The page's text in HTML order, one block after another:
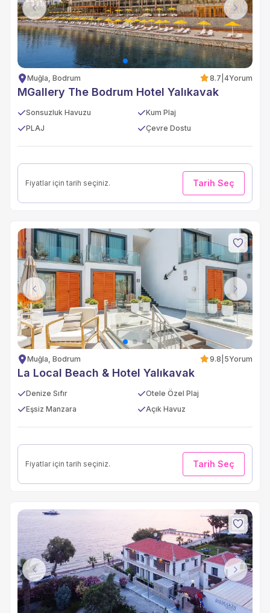
Previous Next
Muğla, Bodrum 8.7 4Yorum
MGallery The Bodrum Hotel Yalıkavak
Sonsuzluk Havuzu
Kum Plaj
PLAJ
Çevre Dostu
Fiyatlar için tarih seçiniz. Tarih Seç
Previous Next
Muğla, Bodrum 9.8 5Yorum
La Local Beach & Hotel Yalıkavak
Denize Sıfır
Otele Özel Plaj
Eşsiz Manzara
Açık Havuz
Fiyatlar için tarih seçiniz. Tarih Seç
Previous Next